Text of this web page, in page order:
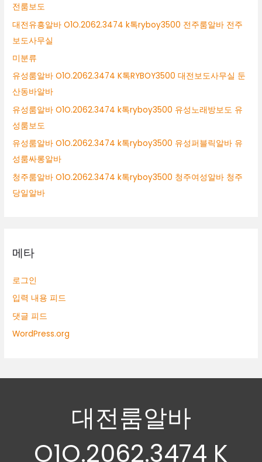
전룸보도
대전유흥알바 O1O.2062.3474 k톡ryboy3500 전주룸알바 전주
보도사무실
미분류
유성룸알바 O1O.2062.3474 K톡RYBOY3500 대전보도사무실 둔
산동바알바
유성룸알바 O1O.2062.3474 k톡ryboy3500 유성노래방보도 유
성룸보도
유성룸알바 O1O.2062.3474 k톡ryboy3500 유성퍼블릭알바 유
성룸싸롱알바
청주룸알바 O1O.2062.3474 k톡ryboy3500 청주여성알바 청주
당일알바
메타
로그인
입력 내용 피드
댓글 피드
WordPress.org
대전룸알바
O1O.2062.3474 K